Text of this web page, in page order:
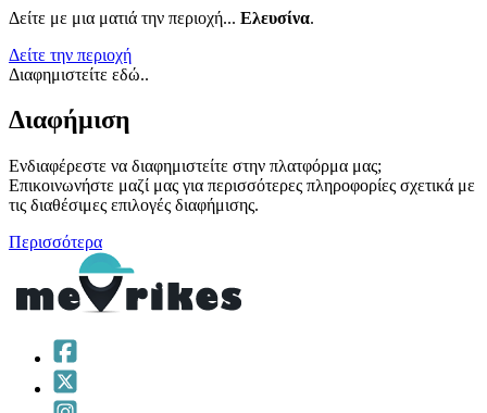
Δείτε με μια ματιά την περιοχή... Ελευσίνα.
Δείτε την περιοχή
Διαφημιστείτε εδώ..
Διαφήμιση
Ενδιαφέρεστε να διαφημιστείτε στην πλατφόρμα μας;
Επικοινωνήστε μαζί μας για περισσότερες πληροφορίες σχετικά με
τις διαθέσιμες επιλογές διαφήμισης.
Περισσότερα